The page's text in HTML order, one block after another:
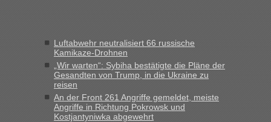
Luftabwehr neutralisiert 66 russische
Kamikaze-Drohnen
„Wir warten“: Sybiha bestätigte die Pläne der
Gesandten von Trump, in die Ukraine zu
reisen
An der Front 261 Angriffe gemeldet, meiste
Angriffe in Richtung Pokrowsk und
Kostjantyniwka abgewehrt